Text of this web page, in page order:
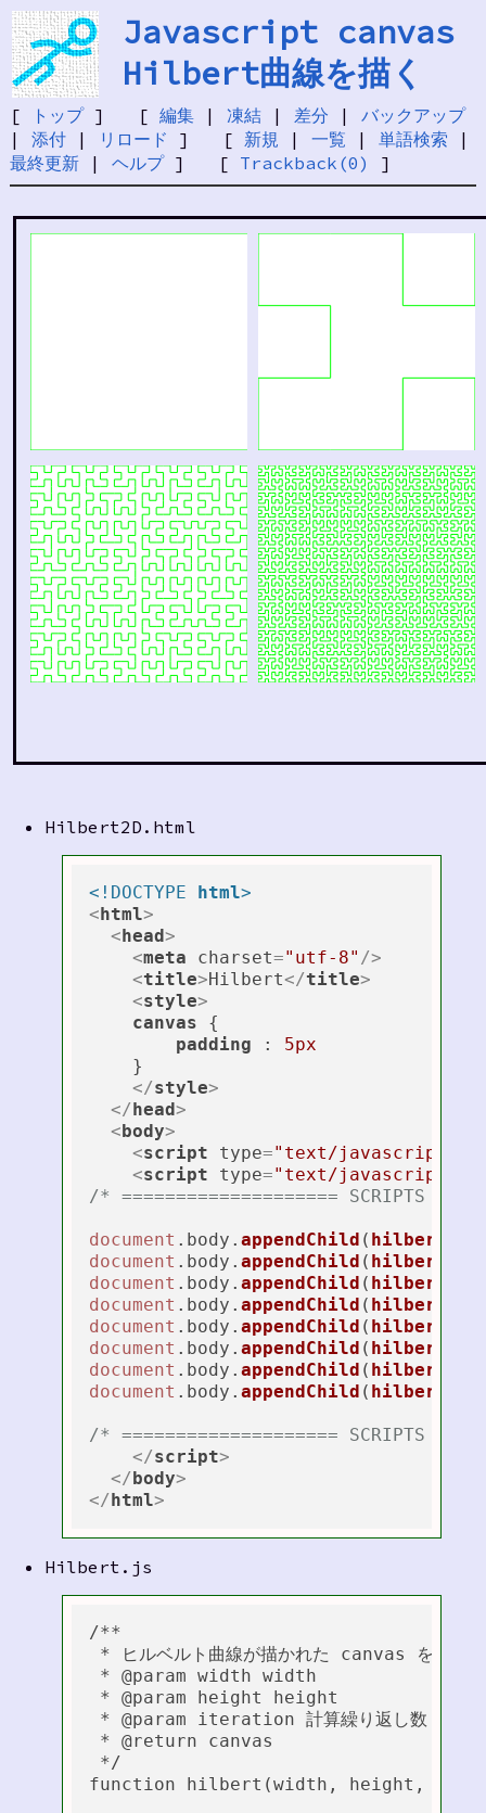
Javascript canvas
Hilbert曲線を描く
[ トップ] [ 編集| 凍結| 差分 | バックアップ
| 添付| リロード ] [ 新規 | 一覧 | 単語検索 |
最終更新| ヘルプ] [ Trackback(0) ]
Hilbert2D.html
<!DOCTYPE html>
<html>
<head>
<meta charset="utf-8" />
<title>Hilbert</title>
<style>
canvas {
padding : 5px
    }
</style>
</head>
<body>
<script type="text/javascript"
<script type="text/javascript"
/* ==================== SCRIPTS
document . body . appendChild ( hilbert
document . body . appendChild ( hilbert
document . body . appendChild ( hilbert
document . body . appendChild ( hilbert
document . body . appendChild ( hilbert
document . body . appendChild ( hilbert
document . body . appendChild ( hilbert
document . body . appendChild ( hilbert
/* ==================== SCRIPTS
</script>
</body>
</html>
Hilbert.js
/**
* ヒルベルト曲線が描かれた canvas を返し
* @param width width
* @param height height
* @param iteration 計算繰り返し数
* @return canvas
*/
function hilbert(width, height,